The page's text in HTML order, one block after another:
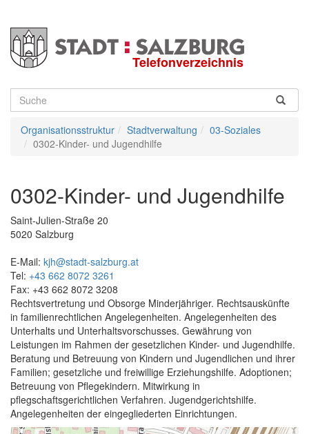
Telefonverzeichnis
Suche
Organisationsstruktur Stadtverwaltung
03-Soziales
0302-Kinder- und Jugendhilfe
0302-Kinder- und Jugendhilfe
Saint-Julien-Straße 20
5020 Salzburg
E-Mail: kjh@stadt-salzburg.at
Tel: +43 662 8072 3261
Fax: +43 662 8072 3208
Rechtsvertretung und Obsorge Minderjähriger. Rechtsauskünfte
in familienrechtlichen Angelegenheiten. Angelegenheiten des
Unterhalts und Unterhaltsvorschusses. Gewährung von
Leistungen im Rahmen der gesetzlichen Kinder- und Jugendhilfe.
Beratung und Betreuung von Kindern und Jugendlichen und ihrer
Familien; gesetzliche und freiwillige Erziehungshilfe. Adoptionen;
Betreuung von Pflegekindern. Mitwirkung in
pflegschaftsgerichtlichen Verfahren. Jugendgerichtshilfe.
Angelegenheiten der eingegliederten Einrichtungen.